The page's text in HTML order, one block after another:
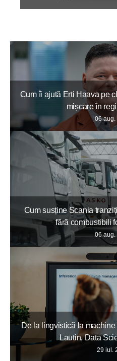
Cum îi ajută Erti Haava pe
mișcare în
06 aug.
Cum susține Scania
fără combustibili
06 aug.
De la lingvistică la
Lautin, Data
29 iul.